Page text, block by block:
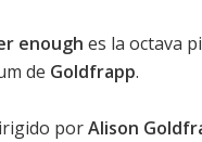
enough es la octava
de Goldfrapp.
porAlison